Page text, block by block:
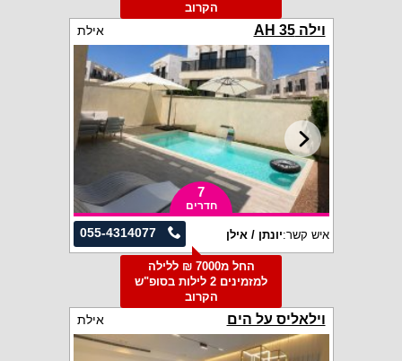
הקרוב
וילה AH 35 אילת
7
חדרים
055-4314077 איש קשר:יונתן / אילן
החל מ7000 ₪ ללילה
למזמינים 2 לילות בסופ"ש
הקרוב
וילאליס על הים אילת